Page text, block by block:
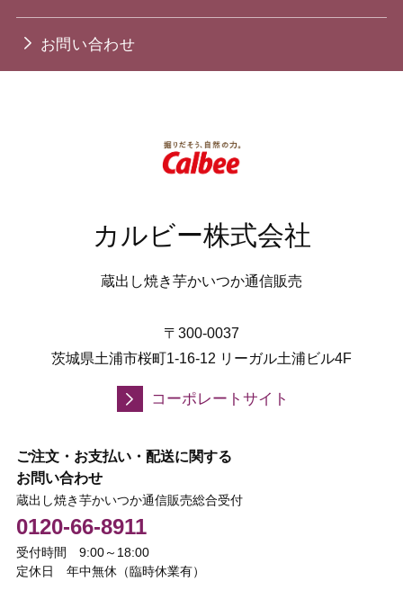
お問い合わせ
カルビー株式会社
蔵出し焼き芋かいつか通信販売
〒300-0037
茨城県土浦市桜町1-16-12 リーガル土浦ビル4F
コーポレートサイト
ご注文・お支払い・配送に関する
お問い合わせ
蔵出し焼き芋かいつか通信販売総合受付
0120-66-8911
受付時間 9:00～18:00
定休日 年中無休（臨時休業有）